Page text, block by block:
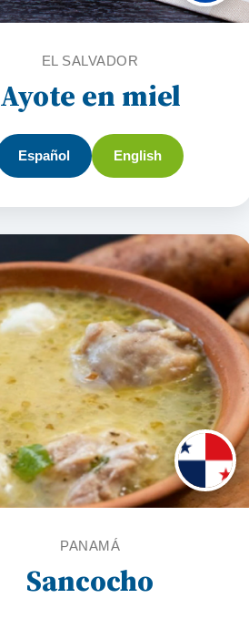
EL SALVADOR
Ayote en miel
Español English
PANAMÁ
Sancocho